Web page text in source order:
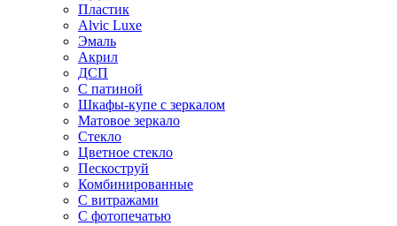
Пластик
Alvic Luxe
Эмаль
Акрил
ДСП
С патиной
Шкафы-купе с зеркалом
Матовое зеркало
Стекло
Цветное стекло
Пескоструй
Комбинированные
С витражами
С фотопечатью